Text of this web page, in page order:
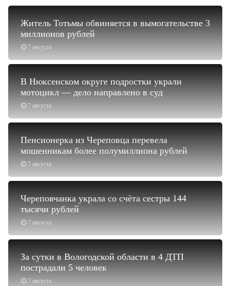
7 августа
Житель Тотьмы обвиняется в вымогательстве 3
миллионов рублей
7 августа
В Нюксенском округе подростки украли
мотоцикл — дело направлено в суд
7 августа
Пенсионерка из Череповца перевела
мошенникам более полумиллиона рублей
7 августа
Череповчанка украла со счёта сестры 144
тысячи рублей
7 августа
За сутки в Вологодской области в 4 ДТП
пострадали 5 человек